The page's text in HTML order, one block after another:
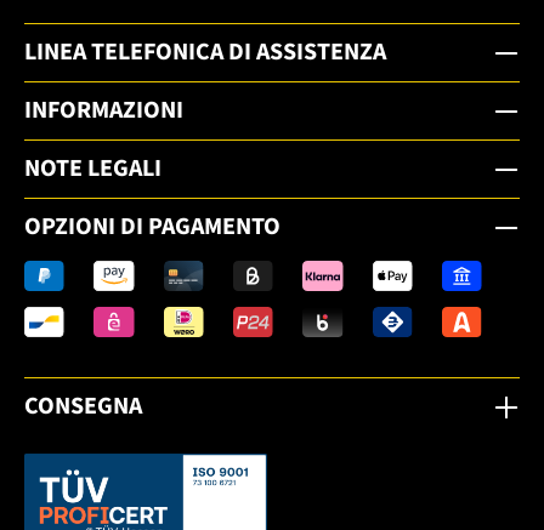
LINEA TELEFONICA DI ASSISTENZA
INFORMAZIONI
NOTE LEGALI
OPZIONI DI PAGAMENTO
CONSEGNA
Dieser Link öffnet sich in einem neuen Tab.